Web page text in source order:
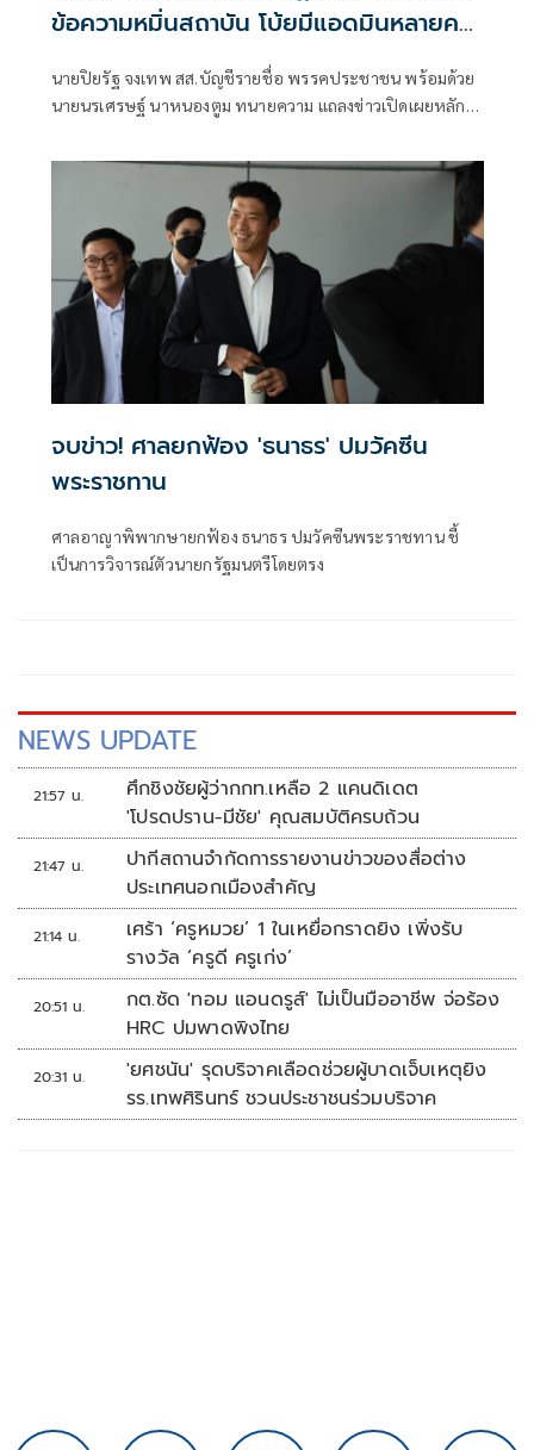
ข้อความหมิ่นสถาบัน โบ้ยมีแอดมินหลายคน
นายปิยรัฐ จงเทพ สส.บัญชีรายชื่อ พรรคประชาชน พร้อมด้วย
นายนรเศรษฐ์ นาหนองตูม ทนายความ แถลงข่าวเปิดเผยหลัก
ว่า คดีนี้น่าจะจบไปด้วยดีที่ศาลชั้นต้น หลังจากมีการยกฟ้อง
จบข่าว! ศาลยกฟ้อง 'ธนาธร' ปมวัคซีน
พระราชทาน
ศาลอาญาพิพากษายกฟ้อง ธนาธร ปมวัคซีนพระราชทาน ชี้
เป็นการวิจารณ์ตัวนายกรัฐมนตรีโดยตรง
NEWS UPDATE
21:57 น.
ศึกชิงชัยผู้ว่ากกท.เหลือ 2 แคนดิเดต
'โปรดปราน-มีชัย' คุณสมบัติครบถ้วน
21:47 น.
ปากีสถานจำกัดการรายงานข่าวของสื่อต่าง
ประเทศนอกเมืองสำคัญ
21:14 น.
เศร้า ‘ครูหมวย’ 1 ในเหยื่อกราดยิง เพิ่งรับ
รางวัล ‘ครูดี ครูเก่ง’
20:51 น.
กต.ซัด 'ทอม แอนดรูส์' ไม่เป็นมืออาชีพ จ่อร้อง
HRC ปมพาดพิงไทย
20:31 น.
'ยศชนัน' รุดบริจาคเลือดช่วยผู้บาดเจ็บเหตุยิง
รร.เทพศิรินทร์ ชวนประชาชนร่วมบริจาค